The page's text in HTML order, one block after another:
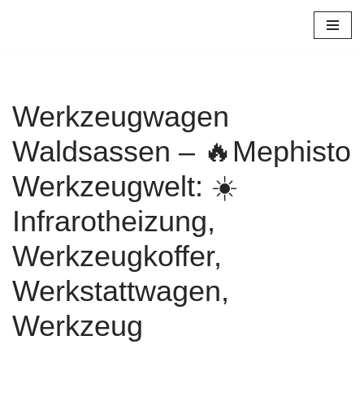
Werkzeugwagen
Waldsassen – 🔥Mephisto
Werkzeugwelt: ☀️
Infrarotheizung,
Werkzeugkoffer,
Werkstattwagen,
Werkzeug